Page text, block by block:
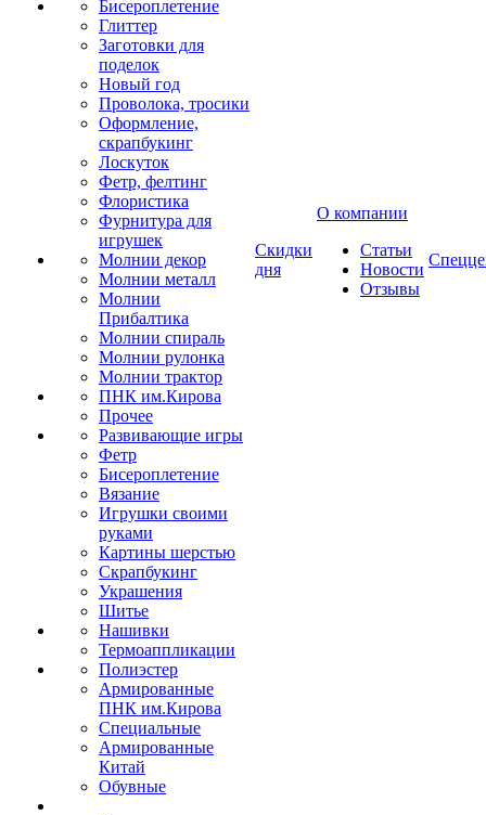
Бисероплетение
Глиттер
Заготовки для
поделок
Новый год
Проволока, тросики
Оформление,
скрапбукинг
Лоскуток
Фетр, фелтинг
Флористика
Фурнитура для
игрушек
Молнии декор
Молнии металл
Молнии
Прибалтика
Молнии спираль
Молнии рулонка
Молнии трактор
ПНК им.Кирова
Прочее
Развивающие игры
Фетр
Бисероплетение
Вязание
Игрушки своими
руками
Картины шерстью
Скрапбукинг
Украшения
Шитье
Нашивки
Термоаппликации
Полиэстер
Армированные
ПНК им.Кирова
Специальные
Армированные
Китай
Обувные
Скидки
дня
О компании
Статьи
Новости
Отзывы